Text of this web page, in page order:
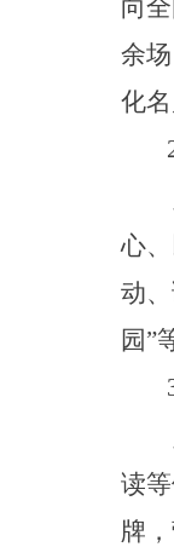
向
余
化
心
动
园”
读
牌